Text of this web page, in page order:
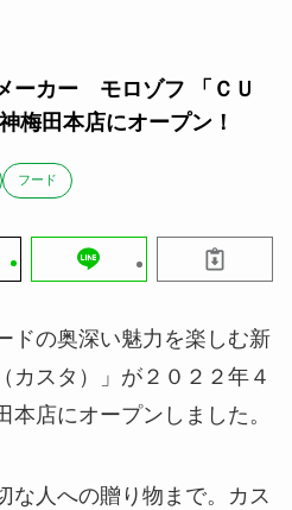
ーカー モロゾフ 「ＣＵ
梅田本店にオープン！
フード
ドの奥深い魅力を楽しむ新
カスタ）」が２０２２年４
本店にオープンしました。
な人への贈り物まで。カス